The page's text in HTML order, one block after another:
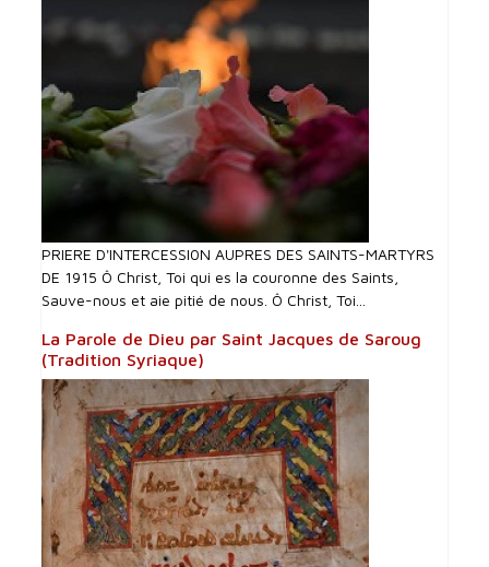
PRIERE D'INTERCESSI0N AUPRES DES SAINTS-MARTYRS
DE 1915 Ô Christ, Toi qui es la couronne des Saints,
Sauve-nous et aie pitié de nous. Ô Christ, Toi...
La Parole de Dieu par Saint Jacques de Saroug
(Tradition Syriaque)